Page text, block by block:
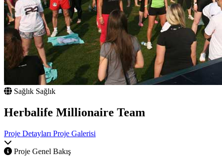
Sağlık Sağlık
Herbalife Millionaire Team
Proje Detayları Proje Galerisi
Proje Genel Bakış